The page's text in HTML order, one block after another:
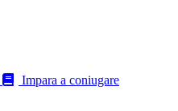
Impara a coniugare